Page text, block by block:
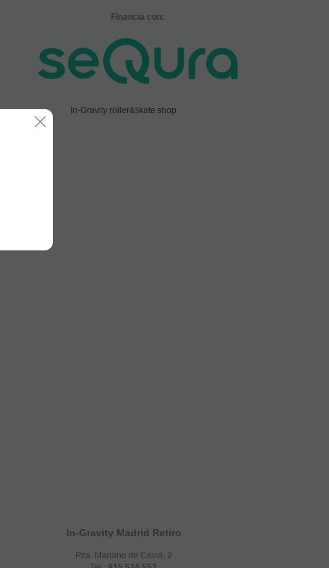
Financia con:
In-Gravity roller&skate shop
In-Gravity Madrid Retiro
Pza. Mariano de Cavia, 2